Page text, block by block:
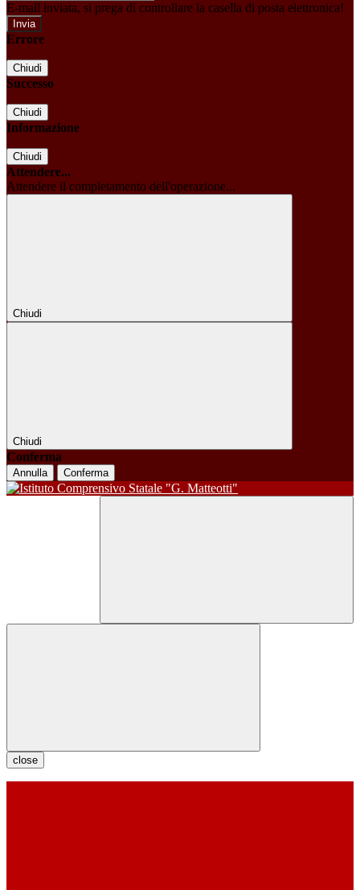
E-mail inviata, si prega di controllare la casella di posta elettronica!
Errore
Chiudi
Successo
Chiudi
Informazione
Chiudi
Attendere...
Attendere il completamento dell'operazione...
Chiudi
Chiudi
Conferma
Annulla Conferma
close